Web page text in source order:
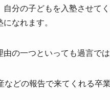
分の子どもを入塾させてく
なれます。
の一つといっても過言では
どの報告で来てくれる卒